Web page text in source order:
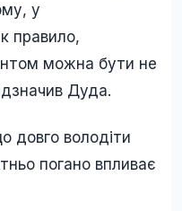
у
правило,
можна бути не
Дуда.
довго володіти
погано впливає